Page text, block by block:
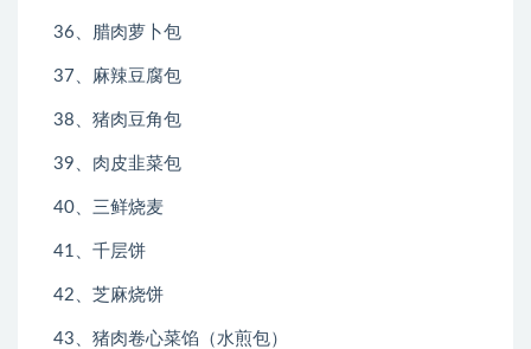
36、腊肉萝卜包
37、麻辣豆腐包
38、猪肉豆角包
39、肉皮韭菜包
40、三鲜烧麦
41、千层饼
42、芝麻烧饼
43、猪肉卷心菜馅（水煎包）